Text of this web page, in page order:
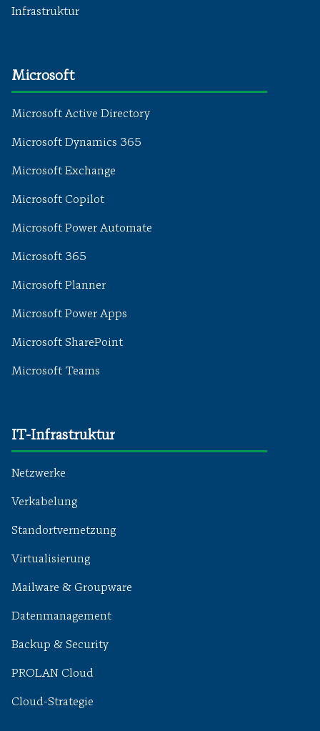
Infrastruktur
Microsoft
Microsoft Active Directory
Microsoft Dynamics 365
Microsoft Exchange
Microsoft Copilot
Microsoft Power Automate
Microsoft 365
Microsoft Planner
Microsoft Power Apps
Microsoft SharePoint
Microsoft Teams
IT-Infrastruktur
Netzwerke
Verkabelung
Standortvernetzung
Virtualisierung
Mailware & Groupware
Datenmanagement
Backup & Security
PROLAN Cloud
Cloud-Strategie